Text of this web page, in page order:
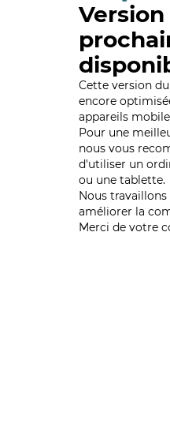
Cette version du
encore
appareils
Pour une
nous vous
d'utiliser un
ou une tablette.
Nous
améliorer la
Merci de votre